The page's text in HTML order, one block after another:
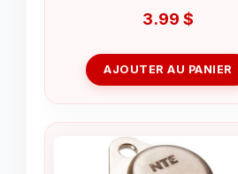
3.99 $
AJOUTER AU PANIER